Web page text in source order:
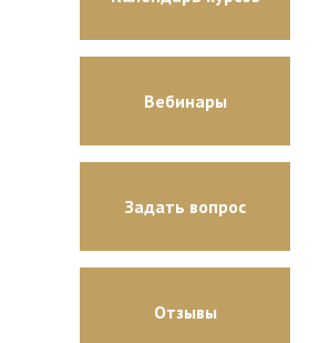
Вебинары
Задать вопрос
Отзывы